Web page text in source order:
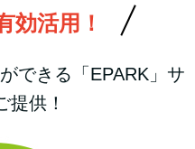
効活用！
できる「EPARK」サ
提供！